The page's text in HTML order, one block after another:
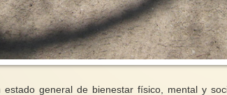
estado general de bienestar físico, mental y